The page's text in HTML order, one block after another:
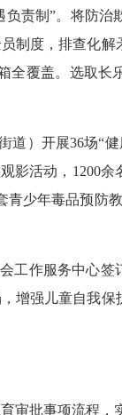
责制”。将防治
制度，排查化
全覆盖。选取
道）开展36场“
影活动，1200
少年毒品预防
工作服务中心
增强儿童自我
审批事项流程